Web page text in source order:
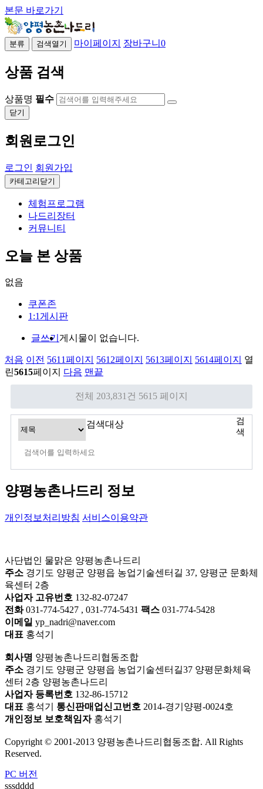
본문 바로가기
분류 검색열기 마이페이지 장바구니 0
상품 검색
상품명 필수
닫기
회원로그인
로그인 회원가입
카테고리닫기
체험프로그램
나드리장터
커뮤니티
오늘 본 상품
없음
쿠폰존
1:1게시판
글쓰기 게시물이 없습니다.
처음 이전 5611페이지 5612페이지 5613페이지 5614페이지
열
린5615페이지 다음 맨끝
전체 203,831건 5615 페이지
검색대상
검
색
양평농촌나드리 정보
개인정보처리방침 서비스이용약관
사단법인 물맑은 양평농촌나드리
주소 경기도 양평군 양평읍 농업기술센터길 37, 양평군 문화체
육센터 2층
사업자 고유번호 132-82-07247
전화031-774-5427 , 031-774-5431 팩스 031-774-5428
이메일 yp_nadri@naver.com
대표 홍석기
회사명 양평농촌나드리협동조합
주소 경기도 양평군 양평읍 농업기술센터길37 양평문화체육
센터 2층 양평농촌나드리
사업자 등록번호 132-86-15712
대표 홍석기 통신판매업신고번호 2014-경기양평-0024호
개인정보 보호책임자홍석기
Copyright © 2001-2013 양평농촌나드리협동조합. All Rights
Reserved.
PC 버전
sssdddd